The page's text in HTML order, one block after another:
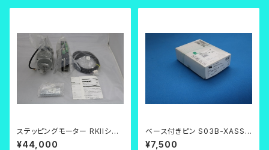
ステッピングモーター RKIIシリ
ーズ RKS596AAD-TS30-3
¥44,000
ベース付きピン S03B-XASS-
1N-BN
¥7,500